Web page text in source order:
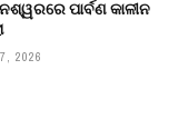
ପାର୍ବଣ କାଳୀନ
2026